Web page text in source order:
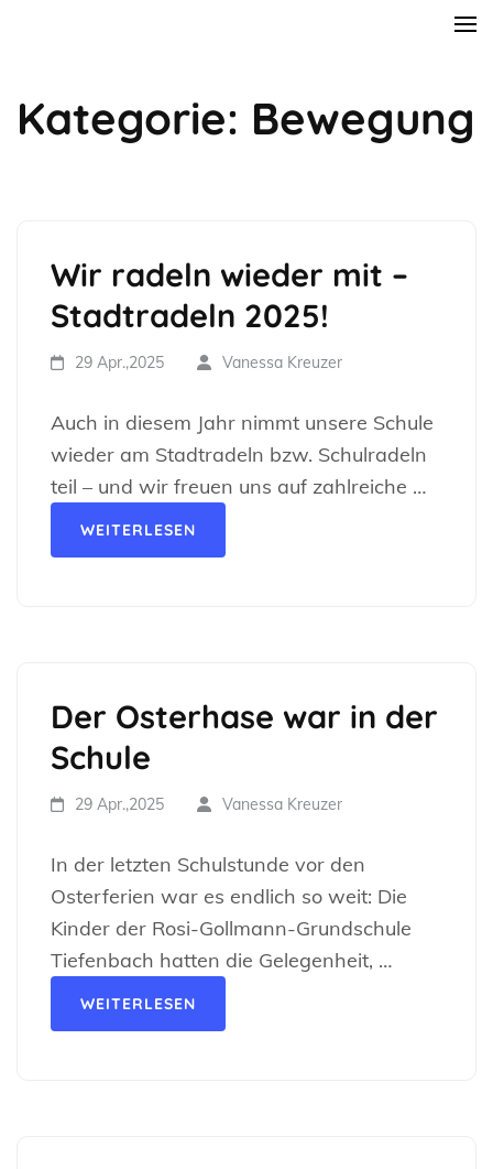
(Enter
drücken)
Kategorie: Bewegung
Wir radeln wieder mit –
Stadtradeln 2025!
29 Apr.,2025 Vanessa Kreuzer
Auch in diesem Jahr nimmt unsere Schule
wieder am Stadtradeln bzw. Schulradeln
teil – und wir freuen uns auf zahlreiche …
WEITERLESEN
Der Osterhase war in der
Schule
29 Apr.,2025 Vanessa Kreuzer
In der letzten Schulstunde vor den
Osterferien war es endlich so weit: Die
Kinder der Rosi-Gollmann-Grundschule
Tiefenbach hatten die Gelegenheit, …
WEITERLESEN